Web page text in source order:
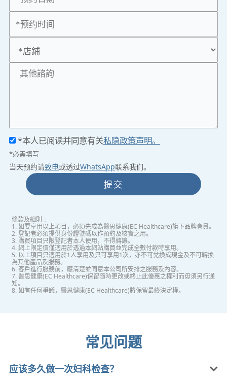
*本人已阅读并同意有关私隐政策声明。
*必需填写
当天预约请致电或透过WhatsApp联系我们。
提交
條款及細則﹕
1. 如要享用以上項目，必須先成為醫思健康(EC Healthcare)旗下品牌會員。
2. 登記者必須提供身份證號碼以作預約及核實之用。
3. 購買項目只限登記者本人使用，不得轉讓。
4. 網上限定價僅適用於透過本網站購買並完成全數付款時享用。
5. 以上項目只適用於1人享用及只可享用1次，亦不可兌換成現金及不可轉換
為其他產品及服務。
6. 客戶進行服務前，應清楚並同意本公司所安排之服務及內容。
7. 醫思健康(EC Healthcare)保留隨時更改或終止此優惠之權利而毋須另行通
知。
8. 如有任何爭議，醫思健康(EC Healthcare)將保留最終決定權。
常见问题
应该多久做一次妇科检查？